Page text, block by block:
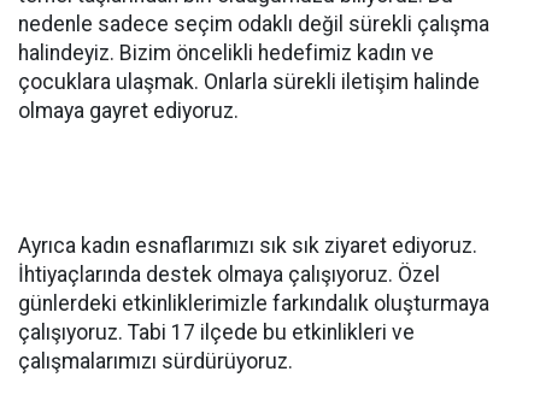
nedenle sadece seçim odaklı değil sürekli çalışma
halindeyiz. Bizim öncelikli hedefimiz kadın ve
çocuklara ulaşmak. Onlarla sürekli iletişim halinde
olmaya gayret ediyoruz.
Ayrıca kadın esnaflarımızı sık sık ziyaret ediyoruz.
İhtiyaçlarında destek olmaya çalışıyoruz. Özel
günlerdeki etkinliklerimizle farkındalık oluşturmaya
çalışıyoruz. Tabi 17 ilçede bu etkinlikleri ve
çalışmalarımızı sürdürüyoruz.